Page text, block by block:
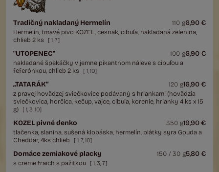
Tradičný nakladaný Hermelín 110 g6,90 €
Hermelín, tmavé pivo KOZEL, cesnak, cibuľa, nakladaná zelenina,
chlieb 2 ks
[ 1, 7]
"UTOPENEC" 100 g6,90 €
nakladané špekáčky v jemne pikantnom náleve s cibuľou a
feferónkou, chlieb 2 ks
[ 1, 10]
„TATARÁK“ 120 g16,90 €
z pravej hovädzej sviečkovice podávaný s hriankami (hovädzia
sviečkovica, horčica, kečup, vajce, cibuľa, korenie, hrianky 4 ks x 15
g)
[ 1, 3, 10]
KOZEL pivné denko 350 g19,90 €
tlačenka, slanina, sušená klobáska, hermelín, plátky syra Gouda a
Cheddar, 4ks chlieb
[ 1, 7, 10]
Domáce zemiakové placky 150 / 30 g5,80 €
s creme fraich s pažitkou [ 1, 3, 7]